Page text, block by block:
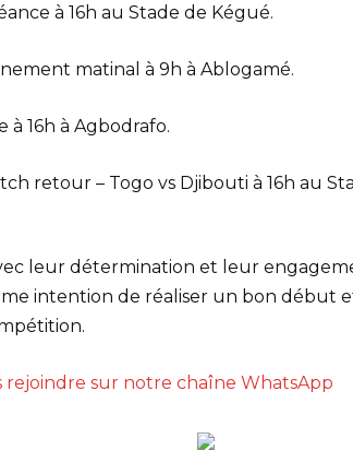
à 16h au Stade de Kégué.
matinal à 9h à Ablogamé.
à 16h à Agbodrafo.
retour – Togo vs Djibouti à 16h au
leur détermination et leur
intention de réaliser un bon début
rejoindre sur notre chaîne WhatsApp